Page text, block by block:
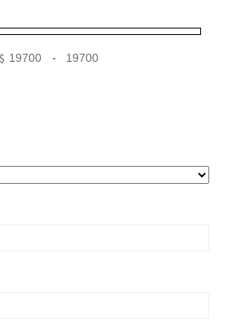
$
Minimum Price
-
Maximum Price